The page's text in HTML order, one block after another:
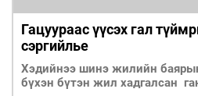
Гацуураас үүсэх гал
сэргийлье
Хэдийнээ шинэ жилийн
бүхэн бүтэн жил хадгалсан